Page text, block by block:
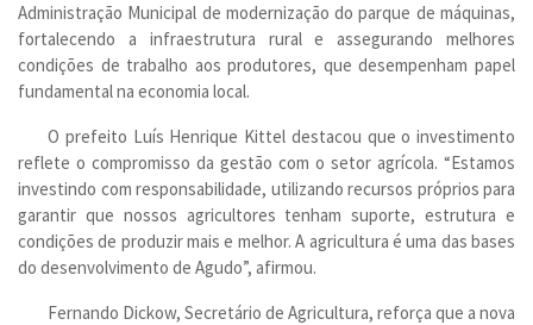
Administração Municipal de modernização do parque de máquinas,
fortalecendo a infraestrutura rural e assegurando melhores
condições de trabalho aos produtores, que desempenham papel
fundamental na economia local.
O prefeito Luís Henrique Kittel destacou que o investimento
reflete o compromisso da gestão com o setor agrícola. “Estamos
investindo com responsabilidade, utilizando recursos próprios para
garantir que nossos agricultores tenham suporte, estrutura e
condições de produzir mais e melhor. A agricultura é uma das bases
do desenvolvimento de Agudo”, afirmou.
Fernando Dickow, Secretário de Agricultura, reforça que a nova